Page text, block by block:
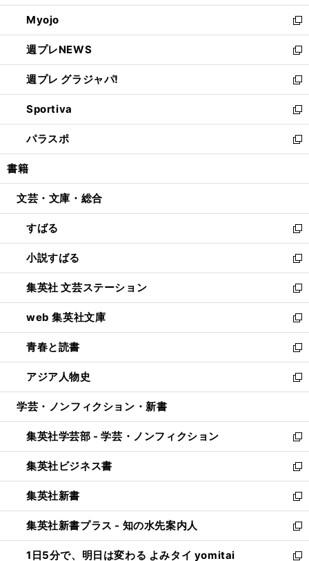
開
く
ウ
で
開
く
ン
ド
ウ
で
開
く
ウ
ィ
ン
ド
ウ
で
開
く
Myojo
新
し
い
ウ
ィ
ン
ド
ウ
で
開
週プレNEWS
新
し
い
ウ
ィ
ン
ド
ウ
開
週プレ グラジャパ!
新
し
い
ウ
ィ
ン
ウ
開
く
Sportiva
新
し
い
ウ
ン
ウ
で
開
く
パラスポ
新
し
ウ
ン
ド
ウ
で
開
く
書籍
文芸・文庫・総合
すばる
新
し
い
ウ
ィ
ン
ド
ウ
で
開
く
小説すばる
新
し
い
ウ
ィ
ン
ド
ウ
で
開
集英社 文芸ステーション
新
し
い
ウ
ィ
ン
ド
ウ
開
く
web 集英社文庫
新
し
い
ウ
ィ
ン
ウ
で
開
く
青春と読書
新
し
い
ウ
ン
ド
ウ
で
開
く
アジア人物史
新
し
ウ
ィ
ン
ド
ウ
で
開
く
学芸・ノンフィクション・新書
集英社学芸部 - 学芸・ノンフィクション
新
し
い
ウ
ィ
ン
ド
ウ
で
集英社ビジネス書
新
し
い
ウ
ィ
ン
ド
集英社新書
新
し
い
ウ
ィ
集英社新書プラス - 知の水先案内人
新
し
い
1日5分で、明日は変わる よみタイ yomitai
新